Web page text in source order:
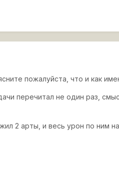
пожалуйста, что и как
перечитал не один раз,
2 арты, и весь урон по ним